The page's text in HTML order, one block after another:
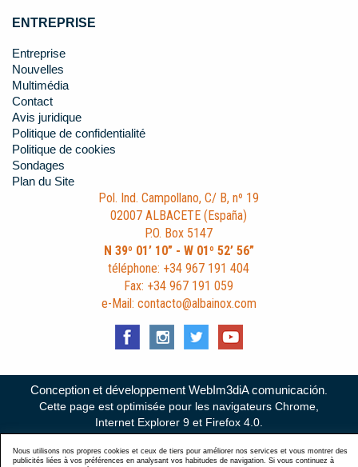
ENTREPRISE
Entreprise
Nouvelles
Multimédia
Contact
Avis juridique
Politique de confidentialité
Politique de cookies
Sondages
Plan du Site
Pol. Ind. Campollano, C/ B, nº 19
02007 ALBACETE (España)
P.O. Box 5147
N 39º 01’ 10” - W 01º 52’ 56”
téléphone: +34 967 191 404
Fax: +34 967 191 059
e-Mail: contacto@albainox.com
Conception et développement WebIm3diA comunicación.
Cette page est optimisée pour les navigateurs Chrome,
Internet Explorer 9 et Firefox 4.0.
Nous utilisons nos propres cookies et ceux de tiers pour améliorer nos services et vous montrer des
publicités liées à vos préférences en analysant vos habitudes de navigation. Si vous continuez à